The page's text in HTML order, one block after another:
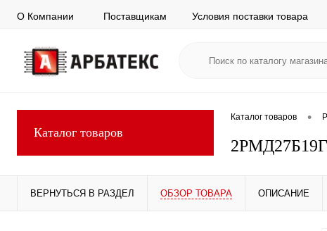
О Компании Поставщикам Условия поставки товара
Каталог товаров
Каталог товаров •
ВЕРНУТЬСЯ В РАЗДЕЛ ОБЗОР ТОВАРА ОПИСАНИЕ